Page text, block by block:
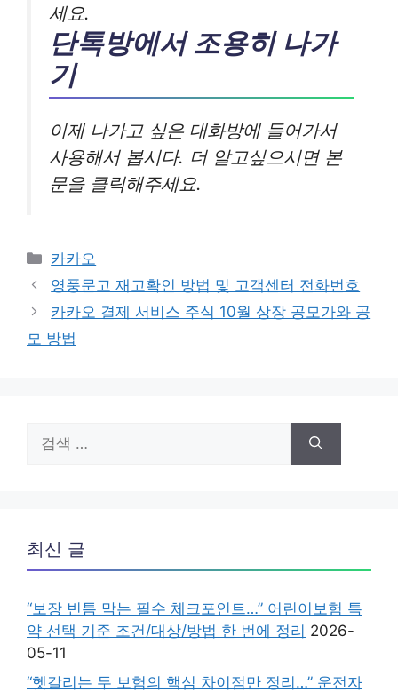
세요.
단톡방에서 조용히 나가
기
이제 나가고 싶은 대화방에 들어가서
사용해서 봅시다. 더 알고싶으시면 본
문을 클릭해주세요.
카
테
고
리
카카오
영풍문고 재고확인 방법 및 고객센터 전화번호
카카오 결제 서비스 주식 10월 상장 공모가와 공
모 방법
색:
최신 글
“보장 빈틈 막는 필수 체크포인트…” 어린이보험 특
약 선택 기준 조건/대상/방법 한 번에 정리 2026-
05-11
“헷갈리는 두 보험의 핵심 차이점만 정리…” 운전자